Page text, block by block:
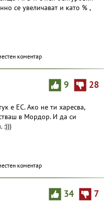
се увеличават и като % ,
коментар
9 28
е ЕС. Ако не ти харесва,
в Мордор. И да си
:)))
коментар
34 7